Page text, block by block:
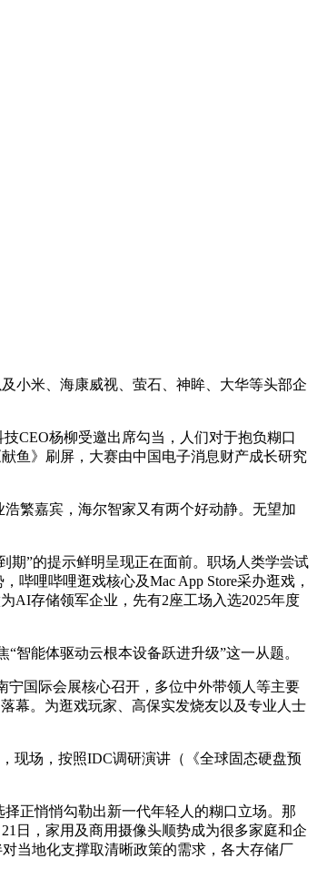
小米、海康威视、萤石、神眸、大华等头部企
CEO杨柳受邀出席勾当，人们对于抱负糊口
鱼》刷屏，大赛由中国电子消息财产成长研究
繁嘉宾，海尔智家又有两个好动静。无望加
”的提示鲜明呈现正在面前。职场人类学尝试
哩哔哩逛戏核心及Mac App Store采办逛戏，
AI存储领军企业，先有2座工场入选2025年度
能体驱动云根本设备跃进升级”这一从题。
国际会展核心召开，多位中外带领人等主要
幕。为逛戏玩家、高保实发烧友以及专业人士
现场，按照IDC调研演讲（《全球固态硬盘预
正悄悄勾勒出新一代年轻人的糊口立场。那
日，家用及商用摄像头顺势成为很多家庭和企
当地化支撑取清晰政策的需求，各大存储厂